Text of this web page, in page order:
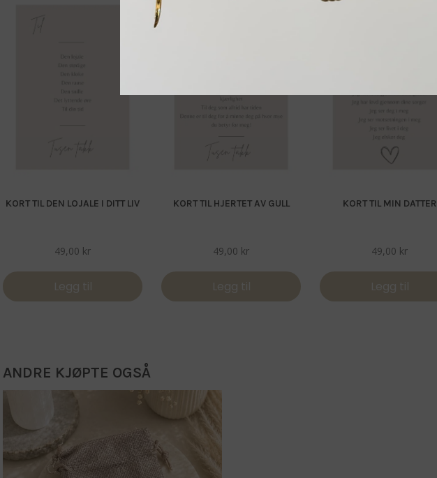
KORT TIL DEN LOJALE I DITT LIV
49,00 kr
Legg til
KORT TIL HJERTET AV GULL
49,00 kr
Legg til
KORT TIL MIN DATTER
49,00 kr
Legg til
ANDRE KJØPTE OGSÅ